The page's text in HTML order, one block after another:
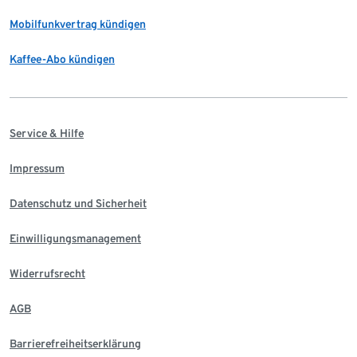
Mobilfunkvertrag kündigen
Kaffee-Abo kündigen
Service & Hilfe
Impressum
Datenschutz und Sicherheit
Einwilligungsmanagement
Widerrufsrecht
AGB
Barrierefreiheitserklärung